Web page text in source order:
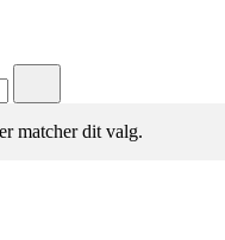
matcher dit valg.